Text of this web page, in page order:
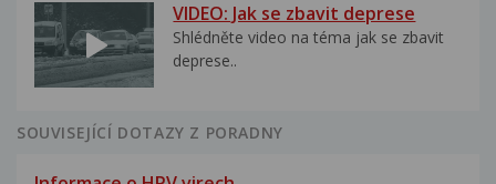
VIDEO: Jak se zbavit deprese
Shlédněte video na téma jak se zbavit
deprese..
SOUVISEJÍCÍ DOTAZY Z PORADNY